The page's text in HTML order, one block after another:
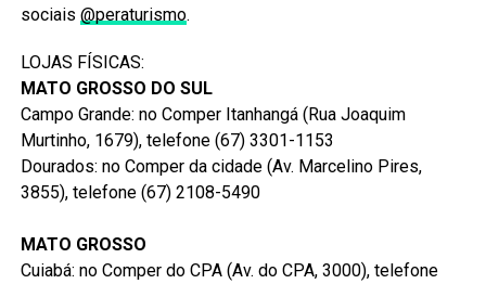
sociais @peraturismo.
LOJAS FÍSICAS:
MATO GROSSO DO SUL
Campo Grande: no Comper Itanhangá (Rua Joaquim
Murtinho, 1679), telefone (67) 3301-1153
Dourados: no Comper da cidade (Av. Marcelino Pires,
3855), telefone (67) 2108-5490
MATO GROSSO
Cuiabá: no Comper do CPA (Av. do CPA, 3000), telefone